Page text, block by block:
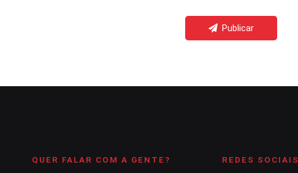
Publicar
QUER FALAR COM A GENTE? REDES SOCIAIS